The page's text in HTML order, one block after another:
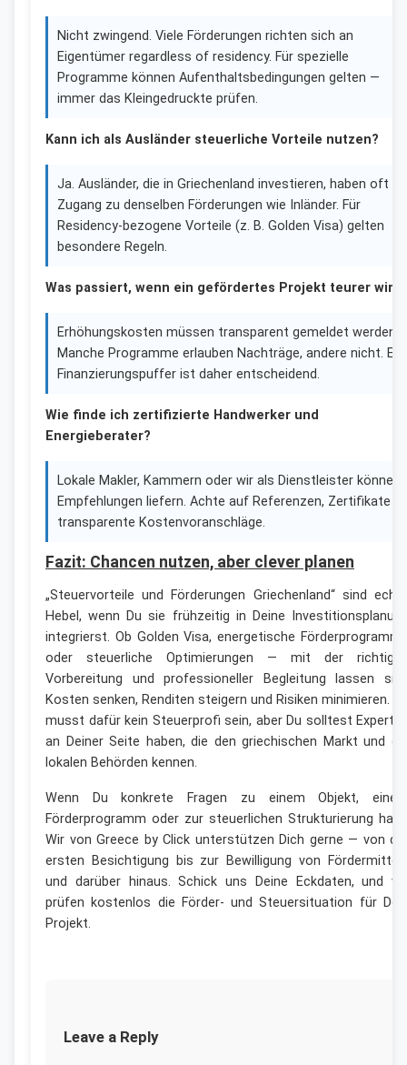
Nicht zwingend. Viele Förderungen richten sich an
Eigentümer regardless of residency. Für spezielle
Programme können Aufenthaltsbedingungen gelten —
immer das Kleingedruckte prüfen.
Kann ich als Ausländer steuerliche Vorteile nutzen?
Ja. Ausländer, die in Griechenland investieren, haben oft
Zugang zu denselben Förderungen wie Inländer. Für
Residency‑bezogene Vorteile (z. B. Golden Visa) gelten
besondere Regeln.
Was passiert, wenn ein gefördertes Projekt teurer
Erhöhungskosten müssen transparent gemeldet werden.
Manche Programme erlauben Nachträge, andere nicht. Ein
Finanzierungspuffer ist daher entscheidend.
Wie finde ich zertifizierte Handwerker und
Energieberater?
Lokale Makler, Kammern oder wir als Dienstleister können
Empfehlungen liefern. Achte auf Referenzen, Zertifikate
transparente Kostenvoranschläge.
Fazit: Chancen nutzen, aber clever planen
„Steuervorteile und Förderungen Griechenland“ sind
Hebel, wenn Du sie frühzeitig in Deine
integrierst. Ob Golden Visa, energetische
oder steuerliche Optimierungen — mit der
Vorbereitung und professioneller Begleitung lassen
Kosten senken, Renditen steigern und Risiken minimieren.
musst dafür kein Steuerprofi sein, aber Du solltest
an Deiner Seite haben, die den griechischen Markt und
lokalen Behörden kennen.
Wenn Du konkrete Fragen zu einem Objekt,
Förderprogramm oder zur steuerlichen Strukturierung
Wir von Greece by Click unterstützen Dich gerne — von
ersten Besichtigung bis zur Bewilligung von
und darüber hinaus. Schick uns Deine Eckdaten, und
prüfen kostenlos die Förder- und Steuersituation für
Projekt.
Leave a Reply